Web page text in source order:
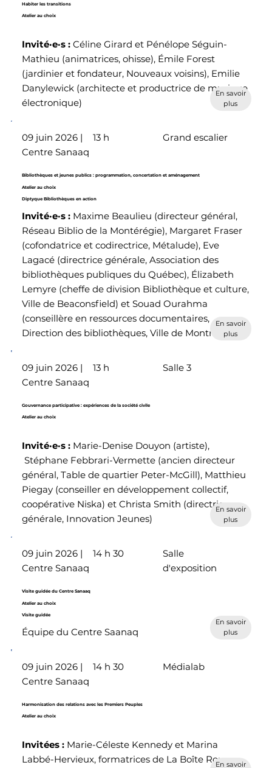
Habiter les transitions
Atelier au choix
Invité·e·s :Céline Girard et Pénélope Séguin-
Mathieu (animatrices, ohisse), Émile Forest
(jardinier et fondateur, Nouveaux voisins), Emilie
Danylewick (architecte et productrice de musique
électronique)
En savoir
plus
Bibliothèques et jeunes publics : programmation, concertation et aménagement
Atelier au choix
Diptyque Bibliothèques en action
13 h
09 juin 2026 |
Centre Sanaaq
Grand escalier
Invité·e·s :Maxime Beaulieu (directeur général,
Réseau Biblio de la Montérégie), Margaret Fraser
(cofondatrice et codirectrice, Métalude), Eve
Lagacé (directrice générale, Association des
bibliothèques publiques du Québec), Élizabeth
Lemyre (cheffe de division Bibliothèque et culture,
Ville de Beaconsfield) et Souad Ourahma
(conseillère en ressources documentaires,
Direction des bibliothèques, Ville de Montréal)
En savoir
plus
Gouvernance participative : expériences de la société civile
Atelier au choix
13 h
09 juin 2026 |
Centre Sanaaq
Salle 3
Invité·e·s :Marie-Denise Douyon (artiste),
Stéphane Febbrari-Vermette (ancien directeur
général, Table de quartier Peter-McGill), Matthieu
Piegay (conseiller en développement collectif,
coopérative Niska) et Christa Smith (directrice
générale, Innovation Jeunes)
En savoir
plus
Visite guidée du Centre Sanaaq
Atelier au choix
Visite guidée
14 h 30
09 juin 2026 |
Centre Sanaaq
Salle
d'exposition
Équipe du Centre Saanaq
En savoir
plus
Harmonisation des relations avec les Premiers Peuples
Atelier au choix
14 h 30
09 juin 2026 |
Centre Sanaaq
Médialab
Invitées : Marie-Céleste Kennedy et Marina
Labbé-Hervieux, formatrices de La Boîte RougeEn savoir